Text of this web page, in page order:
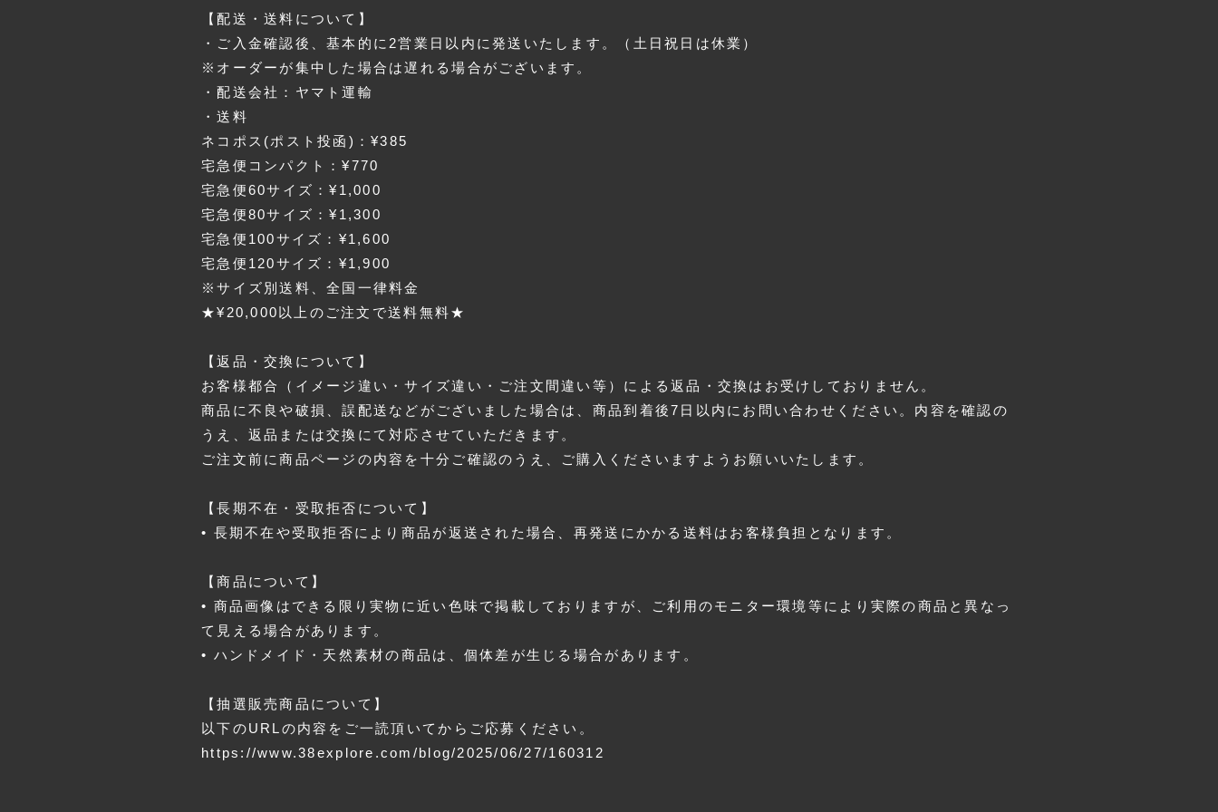
【配送・送料について】
・ご入金確認後、基本的に2営業日以内に発送いたします。（土日祝日は休業）
※オーダーが集中した場合は遅れる場合がございます。
・配送会社：ヤマト運輸
・送料
ネコポス(ポスト投函)：¥385
宅急便コンパクト：¥770
宅急便60サイズ：¥1,000
宅急便80サイズ：¥1,300
宅急便100サイズ：¥1,600
宅急便120サイズ：¥1,900
※サイズ別送料、全国一律料金
★¥20,000以上のご注文で送料無料★
【返品・交換について】
お客様都合（イメージ違い・サイズ違い・ご注文間違い等）による返品・交換はお受けしておりません。
商品に不良や破損、誤配送などがございました場合は、商品到着後7日以内にお問い合わせください。内容を確認の
うえ、返品または交換にて対応させていただきます。
ご注文前に商品ページの内容を十分ご確認のうえ、ご購入くださいますようお願いいたします。
【長期不在・受取拒否について】
• 長期不在や受取拒否により商品が返送された場合、再発送にかかる送料はお客様負担となります。
【商品について】
• 商品画像はできる限り実物に近い色味で掲載しておりますが、ご利用のモニター環境等により実際の商品と異なっ
て見える場合があります。
• ハンドメイド・天然素材の商品は、個体差が生じる場合があります。
【抽選販売商品について】
以下のURLの内容をご一読頂いてからご応募ください。
https://www.38explore.com/blog/2025/06/27/160312